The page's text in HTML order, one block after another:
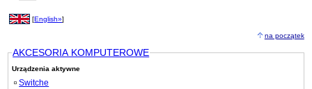
[English»]
na początek
AKCESORIA KOMPUTEROWE
Urządzenia aktywne
Switche